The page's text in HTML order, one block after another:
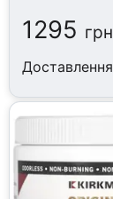
1295 грн
Доставлення